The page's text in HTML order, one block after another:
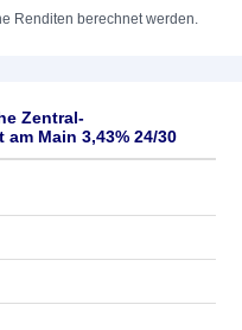
Renditen berechnet werden.
Zentral-
Main 3,43% 24/30